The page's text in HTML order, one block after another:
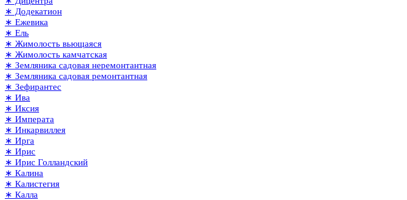
∗ Додекатион
∗ Ежевика
∗ Ель
∗ Жимолость вьющаяся
∗ Жимолость камчатская
∗ Земляника садовая неремонтантная
∗ Земляника садовая ремонтантная
∗ Зефирантес
∗ Ива
∗ Иксия
∗ Императа
∗ Инкарвиллея
∗ Ирга
∗ Ирис
∗ Ирис Голландский
∗ Калина
∗ Калистегия
∗ Калла